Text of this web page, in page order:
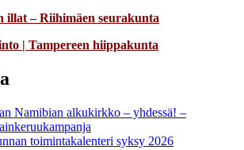
illat – Riihimäen seurakunta
| Tampereen hiippakunta
Namibian alkukirkko – yhdessä! –
toimintakalenteri syksy 2026